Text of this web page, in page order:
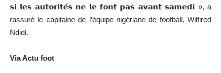
𝘀𝗶 𝗹𝗲𝘀 𝗮𝘂𝘁𝗼𝗿𝗶𝘁𝗲́𝘀 𝗻𝗲 𝗹𝗲 𝗳𝗼𝗻𝘁 𝗽𝗮𝘀 𝗮𝘃𝗮𝗻𝘁 𝘀𝗮𝗺𝗲𝗱𝗶 », a
rassuré le capitaine de l’équipe nigériane de football, Wilfired
Ndidi.
Via Actu foot